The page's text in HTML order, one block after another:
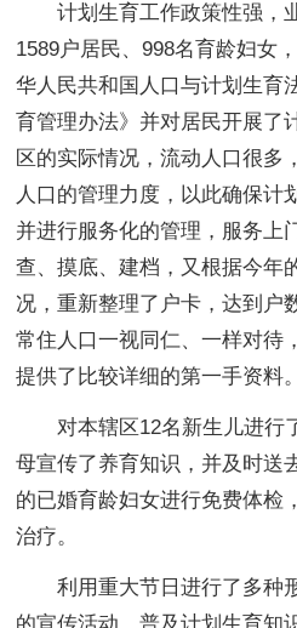
计划生育工作政策性强，
1589户居民、998名育龄妇女
华人民共和国人口与计划生育
育管理办法》并对居民开展了
区的实际情况，流动人口很多
人口的管理力度，以此确保计
并进行服务化的管理，服务上
查、摸底、建档，又根据今年
况，重新整理了户卡，达到户
常住人口一视同仁、一样对待
提供了比较详细的第一手资料。
对本辖区12名新生儿进行
母宣传了养育知识，并及时送
的已婚育龄妇女进行免费体检
治疗。
利用重大节日进行了多种
的宣传活动，普及计划生育知识